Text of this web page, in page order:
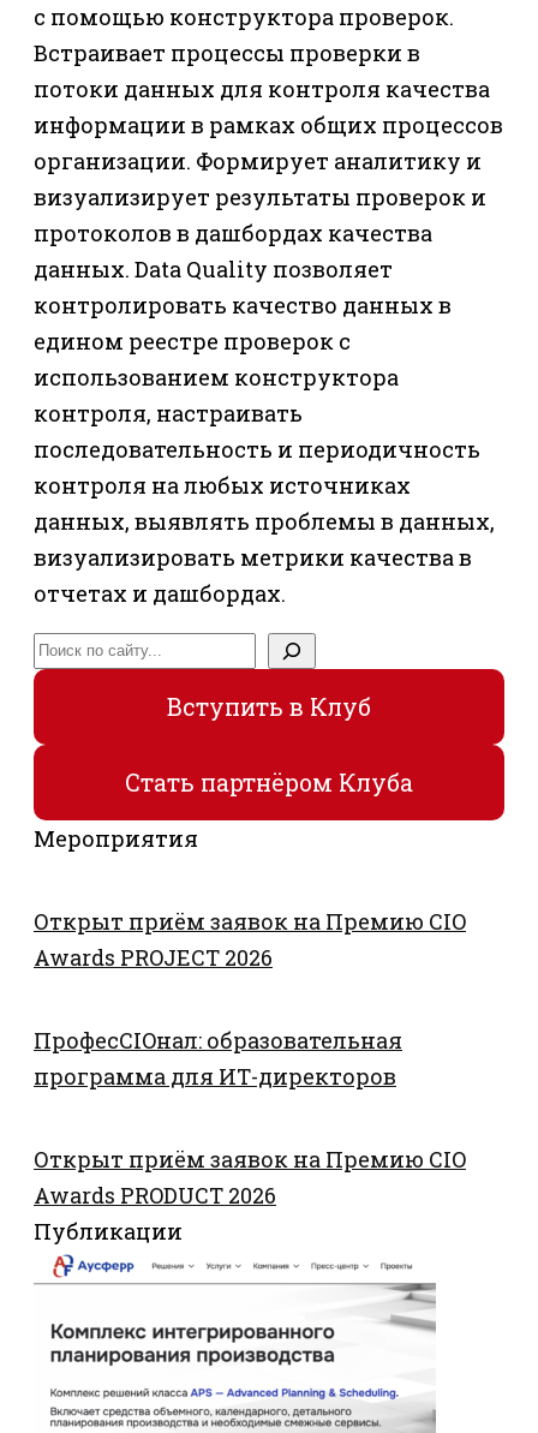
с помощью конструктора проверок.
Встраивает процессы проверки в
потоки данных для контроля качества
информации в рамках общих процессов
организации. Формирует аналитику и
визуализирует результаты проверок и
протоколов в дашбордах качества
данных. Data Quality позволяет
контролировать качество данных в
едином реестре проверок с
использованием конструктора
контроля, настраивать
последовательность и периодичность
контроля на любых источниках
данных, выявлять проблемы в данных,
визуализировать метрики качества в
отчетах и дашбордах.
Поиск
Вступить в Клуб
Стать партнёром Клуба
Мероприятия
Открыт приём заявок на Премию CIO
Awards PROJECT 2026
ПрофесCIOнал: образовательная
программа для ИТ-директоров
Открыт приём заявок на Премию CIO
Awards PRODUCT 2026
Публикации